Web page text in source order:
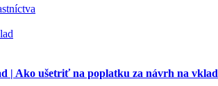
| Ako ušetriť na poplatku za návrh na vklad